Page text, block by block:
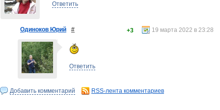
Ответить
Одиноков Юрий # 19 марта 2022 в 23:28
+3
Ответить
Добавить комментарий RSS-лента комментариев